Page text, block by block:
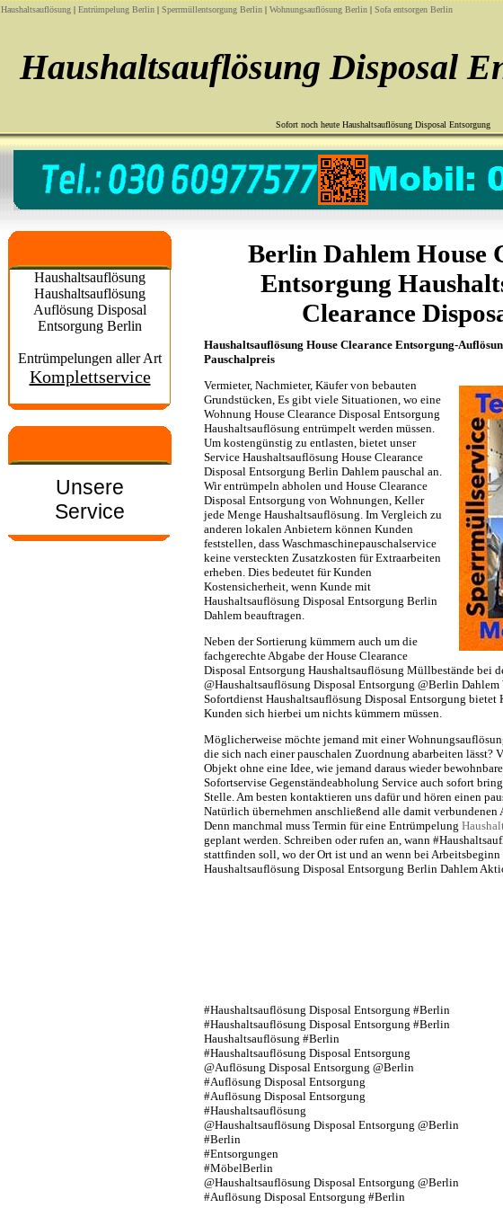
Haushaltsauflösung | Entrümpelung Berlin | Sperrmüllentsorgung Berlin | Wohnungsauflösung Berlin | Sofa entsorgen Berlin
Haushaltsauflösung Disposal
Sofort noch heute Haushaltsauflösung Disposal Entsorgung
Haushaltsauflösung
Haushaltsauflösung
Auflösung Disposal
Entsorgung Berlin
Entrümpelungen aller Art
Komplettservice
Unsere
Service
Berlin Dahlem House
Entsorgung
Clearance
Haushaltsauflösung House Clearance Entsorgung-
Pauschalpreis
Vermieter, Nachmieter, Käufer von bebauten
Grundstücken, Es gibt viele Situationen, wo eine
Wohnung House Clearance Disposal Entsorgung
Haushaltsauflösung entrümpelt werden müssen.
Um kostengünstig zu entlasten, bietet unser
Service Haushaltsauflösung House Clearance
Disposal Entsorgung Berlin Dahlem pauschal an.
Wir entrümpeln abholen und House Clearance
Disposal Entsorgung von Wohnungen, Keller
jede Menge Haushaltsauflösung. Im Vergleich zu
anderen lokalen Anbietern können Kunden
feststellen, dass Waschmaschinepauschalservice
keine versteckten Zusatzkosten für Extraarbeiten
erheben. Dies bedeutet für Kunden
Kostensicherheit, wenn Kunde mit
Haushaltsauflösung Disposal Entsorgung Berlin
Dahlem beauftragen.
Neben der Sortierung kümmern auch um die
fachgerechte Abgabe der House Clearance
Disposal Entsorgung Haushaltsauflösung Müllbestände bei
@Haushaltsauflösung Disposal Entsorgung @Berlin
Sofortdienst Haushaltsauflösung Disposal Entsorgung bietet
Kunden sich hierbei um nichts kümmern müssen.
Möglicherweise möchte jemand mit einer
die sich nach einer pauschalen Zuordnung abarbeiten
Objekt ohne eine Idee, wie jemand daraus wieder
Sofortservise Gegenständeabholung Service auch sofort
Stelle. Am besten kontaktieren uns dafür und hören einen
Natürlich übernehmen anschließend alle damit
Denn manchmal muss Termin für eine Entrümpelung
geplant werden. Schreiben oder rufen an, wann
stattfinden soll, wo der Ort ist und an wenn bei
Haushaltsauflösung Disposal Entsorgung Berlin Dahlem
#Haushaltsauflösung Disposal Entsorgung #Berlin
#Haushaltsauflösung Disposal Entsorgung #Berlin
Haushaltsauflösung #Berlin
#Haushaltsauflösung Disposal Entsorgung
@Auflösung Disposal Entsorgung @Berlin
#Auflösung Disposal Entsorgung
#Auflösung Disposal Entsorgung
#Haushaltsauflösung
@Haushaltsauflösung Disposal Entsorgung @Berlin
#Berlin
#Entsorgungen
#MöbelBerlin
@Haushaltsauflösung Disposal Entsorgung @Berlin
#Auflösung Disposal Entsorgung #Berlin